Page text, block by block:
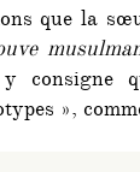
que la
consigne
»,